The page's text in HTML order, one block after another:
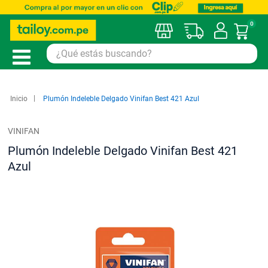
Mi
0
Inicio Plumón Indeleble Delgado Vinifan Best 421 Azul
VINIFAN
Plumón Indeleble Delgado Vinifan Best 421
Azul